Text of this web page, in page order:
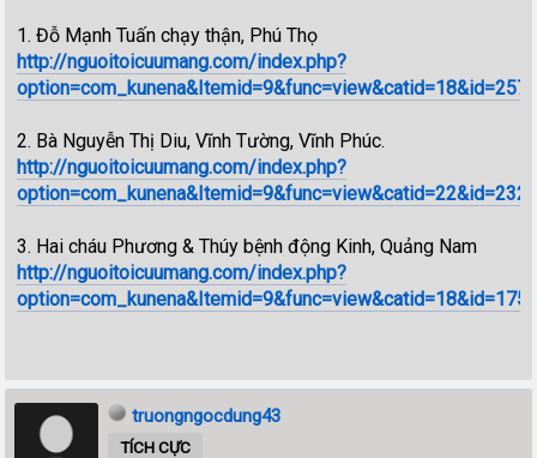
1. Đỗ Mạnh Tuấn chạy thận, Phú Thọ
http://nguoitoicuumang.com/index.php?
2. Bà Nguyễn Thị Diu, Vĩnh Tường, Vĩnh Phúc.
http://nguoitoicuumang.com/index.php?
3. Hai cháu Phương & Thúy bệnh động Kinh, Quảng Nam
http://nguoitoicuumang.com/index.php?
truongngocdung43
TÍCH CỰC